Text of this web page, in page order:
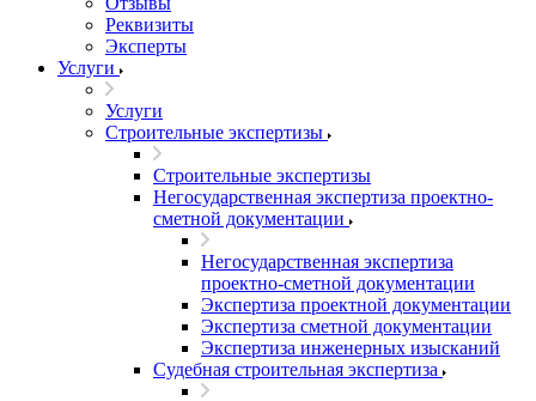
Реквизиты
Эксперты
Услуги
Услуги
Строительные экспертизы
Строительные экспертизы
Негосударственная экспертиза проектно-
сметной документации
Негосударственная экспертиза
проектно-сметной документации
Экспертиза проектной документации
Экспертиза сметной документации
Экспертиза инженерных изысканий
Судебная строительная экспертиза